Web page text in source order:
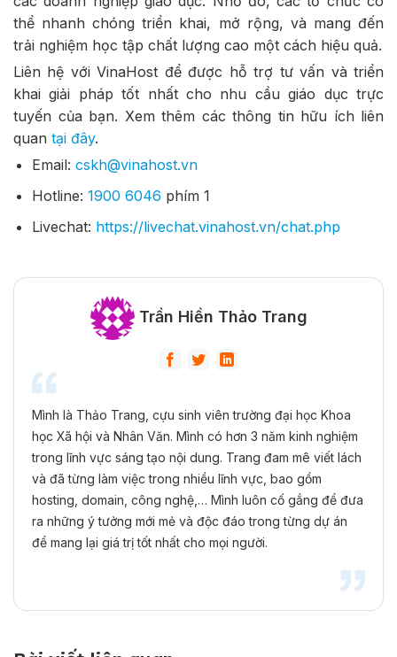
thể nhanh chóng triển khai, mở rộng, và mang đến
trải nghiệm học tập chất lượng cao một cách hiệu quả.
Liên hệ với VinaHost để được hỗ trợ tư vấn và triển
khai giải pháp tốt nhất cho nhu cầu giáo dục trực
tuyến của bạn. Xem thêm các thông tin hữu ích liên
quan tại đây.
Email: cskh@vinahost.vn
Hotline: 1900 6046 phím 1
Livechat: https://livechat.vinahost.vn/chat.php
Trần Hiền Thảo Trang
Mình là Thảo Trang, cựu sinh viên trường đại học Khoa
học Xã hội và Nhân Văn. Mình có hơn 3 năm kinh nghiệm
trong lĩnh vực sáng tạo nội dung. Trang đam mê viết lách
và đã từng làm việc trong nhiều lĩnh vực, bao gồm
hosting, domain, công nghệ,… Mình luôn cố gắng để đưa
ra những ý tưởng mới mẻ và độc đáo trong từng dự án
để mang lại giá trị tốt nhất cho mọi người.